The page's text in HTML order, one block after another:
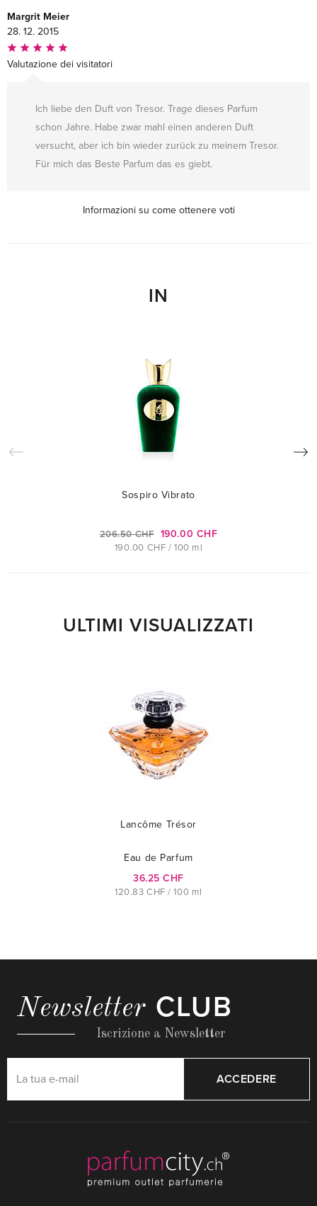
Margrit Meier
28. 12. 2015
Valutazione dei visitatori
Ich liebe den Duft von Tresor. Trage dieses Parfum
schon Jahre. Habe zwar mahl einen anderen Duft
versucht, aber ich bin wieder zurück zu meinem Tresor.
Für mich das Beste Parfum das es giebt.
Informazioni su come ottenere voti
IN
Sospiro Vibrato
206.50 CHF 190.00 CHF
190.00 CHF / 100 ml
ULTIMI VISUALIZZATI
Lancôme Trésor
Eau de Parfum
36.25 CHF
120.83 CHF / 100 ml
Newsletter CLUB
Iscrizione a Newsletter
ACCEDERE